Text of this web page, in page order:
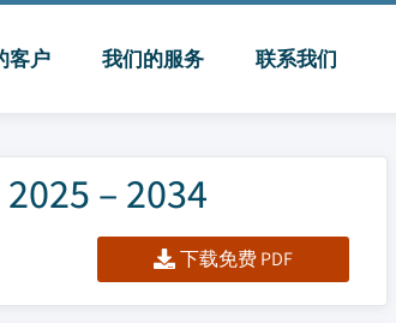
客户 我们的服务 联系我们
– 2034
下载免费 PDF